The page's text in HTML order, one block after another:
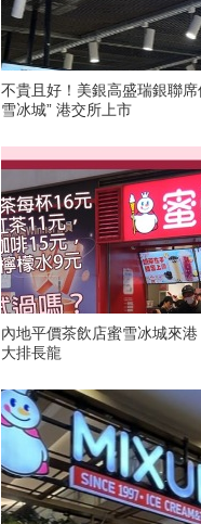
不貴且好！美銀高盛瑞銀聯席
雪冰城” 港交所上市
內地平價茶飲店蜜雪冰城來港
大排長龍